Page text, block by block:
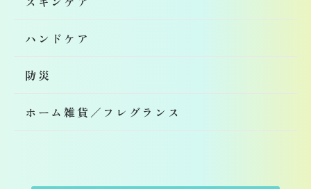
ハンドケア
防災
ホーム雑貨／フレグランス